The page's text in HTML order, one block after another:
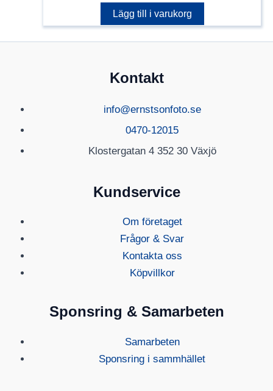
Lägg till i varukorg
Kontakt
info@ernstsonfoto.se
0470-12015
Klostergatan 4 352 30 Växjö
Kundservice
Om företaget
Frågor & Svar
Kontakta oss
Köpvillkor
Sponsring & Samarbeten
Samarbeten
Sponsring i sammhället